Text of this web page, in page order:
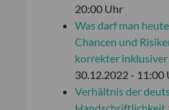
20:00 Uhr
Was darf man
Chancen und
korrekter inklusiver
30.12.2022 - 11:00
Verhältnis der